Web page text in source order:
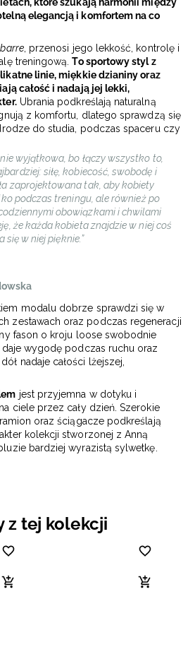
które szukają harmonii między
elegancją i komfortem na co
barre, przenosi jego lekkość, kontrolę i
treningową.To sportowy styl z
linie, miękkie dzianiny oraz
całość i nadają jej lekki,
Ubrania podkreślają naturalną
z komfortu, dlatego sprawdzą się
do studia, podczas spaceru czy
wyjątkowa, bo łączy wszystko to,
siłę, kobiecość, swobodę i
zaprojektowana tak, aby kobiety
podczas treningu, ale również po
obowiązkami i chwilami
że każda kobieta znajdzie w niej coś
się w niej pięknie.”
modalu dobrze sprawdzi się w
zestawach oraz podczas regeneracji
fason o kroju loose swobodnie
daje wygodę podczas ruchu oraz
nadaje całości lżejszej,
jest przyjemna w dotyku i
ciele przez cały dzień. Szerokie
oraz ściągacze podkreślają
kolekcji stworzonej z Anną
bardziej wyrazistą sylwetkę.
z tej kolekcji